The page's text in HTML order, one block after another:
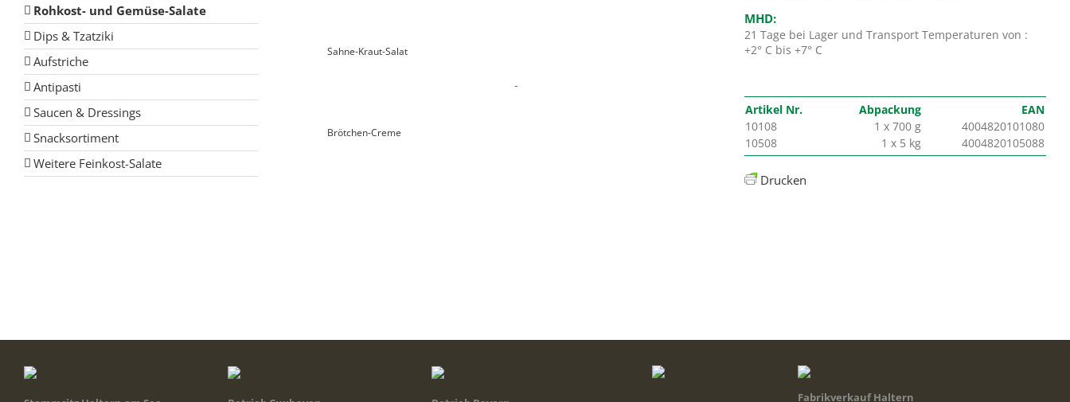
Sahne-Kraut-Salat
Brötchen-Creme
-
MHD:
21 Tage bei Lager und Transport Temperaturen von :
+2° C bis +7° C
Artikel Nr. Abpackung
EAN
10108
1 x 700 g
4004820101080
10508
1 x 5 kg 4004820105088
Drucken
Rohkost- und Gemüse-Salate
Dips & Tzatziki
Aufstriche
Antipasti
Saucen & Dressings
Snacksortiment
Weitere Feinkost-Salate
Fabrikverkauf Haltern